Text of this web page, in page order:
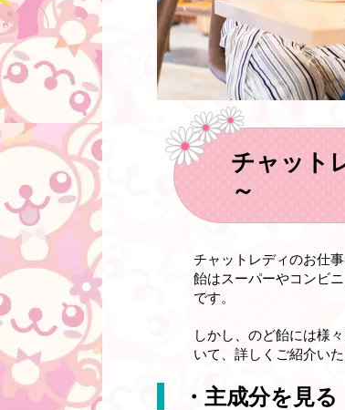
チャット
～
チャットレディのお仕
飴はスーパーやコンビ
です。
しかし、のど飴には様
いて、詳しくご紹介いた
・主成分を見る